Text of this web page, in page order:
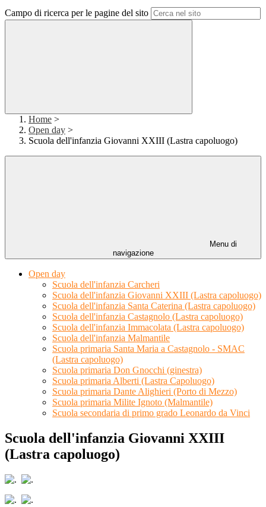
Campo di ricerca per le pagine del sito
Home >
Open day >
Scuola dell'infanzia Giovanni XXIII (Lastra capoluogo)
Menu di
navigazione
Open day
Scuola dell'infanzia Carcheri
Scuola dell'infanzia Giovanni XXIII (Lastra capoluogo)
Scuola dell'infanzia Santa Caterina (Lastra capoluogo)
Scuola dell'infanzia Castagnolo (Lastra capoluogo)
Scuola dell'infanzia Immacolata (Lastra capoluogo)
Scuola dell'infanzia Malmantile
Scuola primaria Santa Maria a Castagnolo - SMAC
(Lastra capoluogo)
Scuola primaria Don Gnocchi (ginestra)
Scuola primaria Alberti (Lastra Capoluogo)
Scuola primaria Dante Alighieri (Porto di Mezzo)
Scuola primaria Milite Ignoto (Malmantile)
Scuola secondaria di primo grado Leonardo da Vinci
Scuola dell'infanzia Giovanni XXIII
(Lastra capoluogo)